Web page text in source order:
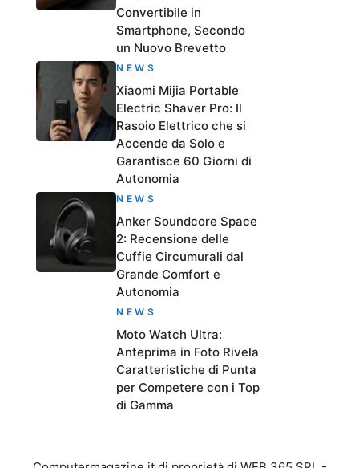
Convertibile in
Smartphone, Secondo
un Nuovo Brevetto
NEWS
Xiaomi Mijia Portable
Electric Shaver Pro: Il
Rasoio Elettrico che si
Accende da Solo e
Garantisce 60 Giorni di
Autonomia
NEWS
Anker Soundcore Space
2: Recensione delle
Cuffie Circumurali dal
Grande Comfort e
Autonomia
NEWS
Moto Watch Ultra:
Anteprima in Foto Rivela
Caratteristiche di Punta
per Competere con i Top
di Gamma